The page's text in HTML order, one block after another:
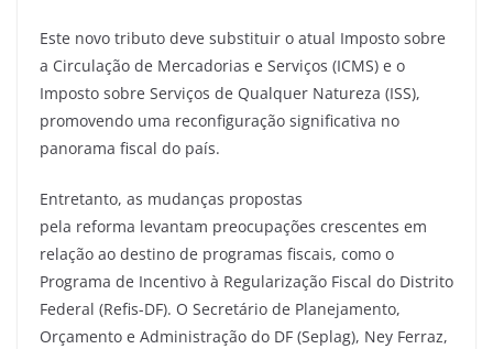
Este novo tributo deve substituir o atual Imposto sobre
a Circulação de Mercadorias e Serviços (ICMS) e o
Imposto sobre Serviços de Qualquer Natureza (ISS),
promovendo uma reconfiguração significativa no
panorama fiscal do país.
Entretanto, as mudanças propostas
pela reforma levantam preocupações crescentes em
relação ao destino de programas fiscais, como o
Programa de Incentivo à Regularização Fiscal do Distrito
Federal (Refis-DF). O Secretário de Planejamento,
Orçamento e Administração do DF (Seplag), Ney Ferraz,